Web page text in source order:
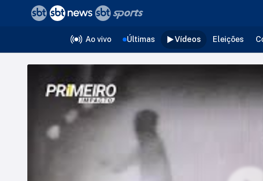
Ao vivo Últimas Vídeos Eleições
voltar
Editorias